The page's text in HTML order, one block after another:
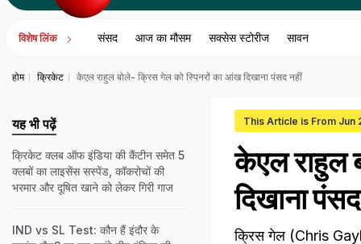
विशेष लिंक संसद आज का मौसम सक्सेस स्टोरीज सावन
होम क्रिकेट केएल राहुल बोले- क्रिस गेल को स्पिनरों का आंख दिखाना पंसद नहीं
This Article is From Jun
केएल राहुल
दिखाना
क्रिस गेल (Chris
यह भी पढ़ें
क्रिकेट क्लब ऑफ इंडिया की कैंटीन समेत 5
क्लबों का लाइसेंस सस्पेंड, कॉकरोचों की
भरमार और दूषित खाने को लेकर गिरी गाज
IND vs SL Test: कौन हैं इंदौर के